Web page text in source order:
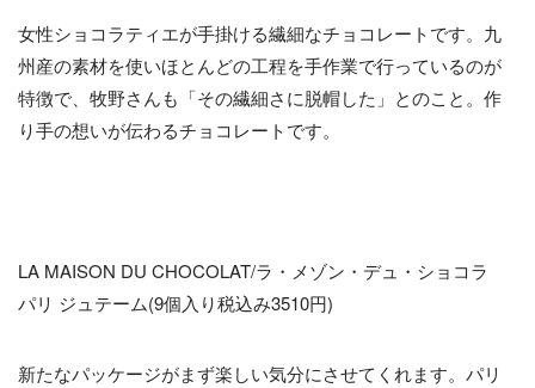
女性ショコラティエが手掛ける繊細なチョコレートです。九
州産の素材を使いほとんどの工程を手作業で行っているのが
特徴で、牧野さんも「その繊細さに脱帽した」とのこと。作
り手の想いが伝わるチョコレートです。
LA MAISON DU CHOCOLAT/ラ・メゾン・デュ・ショコラ
パリ ジュテーム(9個入り税込み3510円)
新たなパッケージがまず楽しい気分にさせてくれます。パリ